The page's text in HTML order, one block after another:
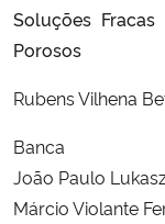
Ministério da Cidadania
Ministério da Ciência,
Soluções
Porosos
Rubens Vilhena
Banca
João Paulo
Márcio Violante